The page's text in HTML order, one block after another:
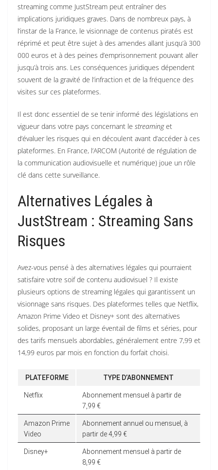
streaming comme JustStream peut entraîner des
implications juridiques graves. Dans de nombreux pays, à
l’instar de la France, le visionnage de contenus piratés est
réprimé et peut être sujet à des amendes allant jusqu’à 300
000 euros et à des peines d’emprisonnement pouvant aller
jusqu’à trois ans. Les conséquences juridiques dépendent
souvent de la gravité de l’infraction et de la fréquence des
visites sur ces plateformes.
Il est donc essentiel de se tenir informé des législations en
vigueur dans votre pays concernant le streaminget
d’évaluer les risques qui en découlent avant d’accéder à ces
plateformes. En France, l’ARCOM (Autorité de régulation de
la communication audiovisuelle et numérique) joue un rôle
clé dans cette surveillance.
Alternatives Légales à
JustStream : Streaming Sans
Risques
Avez-vous pensé à des alternatives légales qui pourraient
satisfaire votre soif de contenu audiovisuel ? Il existe
plusieurs options de streaming légales qui garantissent un
visionnage sans risques. Des plateformes telles que Netflix,
Amazon Prime Video et Disney+ sont des alternatives
solides, proposant un large éventail de films et séries, pour
des tarifs mensuels abordables, généralement entre 7,99 et
14,99 euros par mois en fonction du forfait choisi.
PLATEFORME TYPE D’ABONNEMENT
Netflix
Abonnement mensuel à partir de
7,99 €
Amazon Prime
Video
Abonnement annuel ou mensuel, à
partir de 4,99 €
Disney+
Abonnement mensuel à partir de
8,99 €